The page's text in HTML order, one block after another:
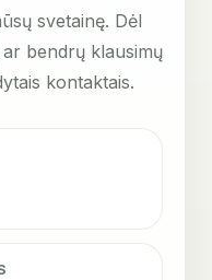
svetainę. Dėl
bendrų klausimų
kontaktais.